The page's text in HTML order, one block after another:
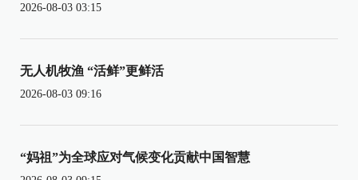
2026-08-03 03:15
无人机牧渔 “活鲜”更鲜活
2026-08-03 09:16
“妈祖”为全球应对气候变化贡献中国智慧